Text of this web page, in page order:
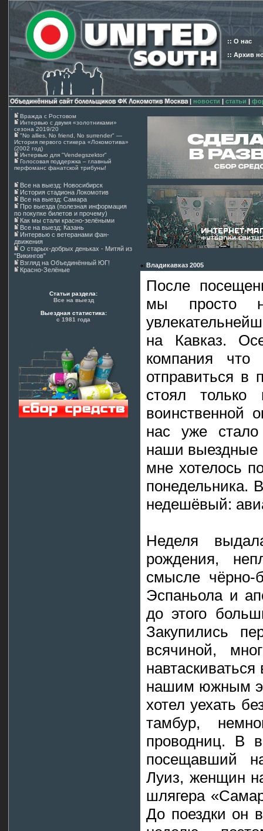
:: О нас
:: Архив
| новости | статьи |
Вражда с Ростовом
Интервью с двумя «золотниками»
сезона 2019/20
"No allies, No friend, No surrender" —
История первого стикера «Локомотива»
(2002 год)
Интервью для "Vendegszektor"
Голосовая поддержка – главный
перфоманс фанатской трибуны!
Все на выезд: Новосибирск
История стадиона Локомотив
Все на выезд: Самара
Про выезда (полезная информация
по покупке билетов и прочему)
Как мы стали красно-зелёными
Все на выезд: Казань
Интервью с ветеранами фан-
движения
О старых-добрых деньках - Митяй из
"Викингов"
Взгляд на Объединённый ЮГ!
Красно-Зелёные
Статьи раздела:
Все на выезд
Выездная статистика:
с 1981 года
Владикавказ 2005
После
мы просто
на Кавказ.
компания
отправиться в
стоял
воинственной
нас уже стало
наши выездные
мне хотелось
понедельника.
недешёвый:
Неделя
рождения,
смысле чёрно-
Эспаньола и
до этого
Закупились
всячиной,
нашим южным
хотел уехать
тамбур,
проводниц. В
посещавший
Луиз, женщин
шлягера
До поездки он